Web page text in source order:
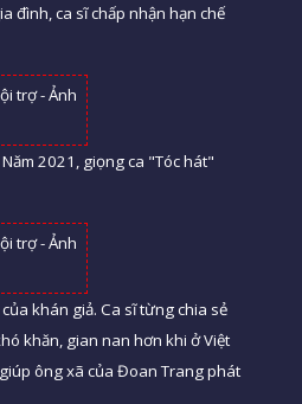
đình, ca sĩ chấp nhận hạn chế
2021, giọng ca "Tóc hát"
khán giả. Ca sĩ từng chia sẻ
khăn, gian nan hơn khi ở Việt
ông xã của Đoan Trang phát